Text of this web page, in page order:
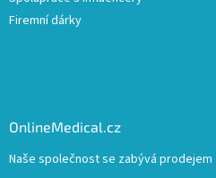
Firemní dárky
OnlineMedical.cz
Naše společnost se zabývá